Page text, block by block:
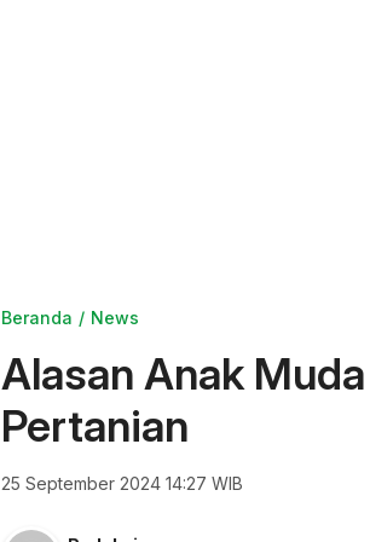
Beranda News
Alasan Anak
Pertanian
25 September 2024 14:27 WIB